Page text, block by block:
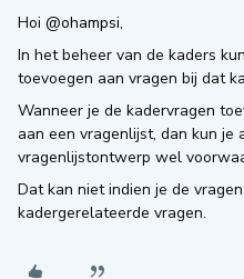
Hoi @ohampsi,
In het beheer van de kaders
toevoegen aan vragen bij dat
Wanneer je de kadervragen
aan een vragenlijst, dan kun je
vragenlijstontwerp wel
Dat kan niet indien je de
kadergerelateerde vragen.